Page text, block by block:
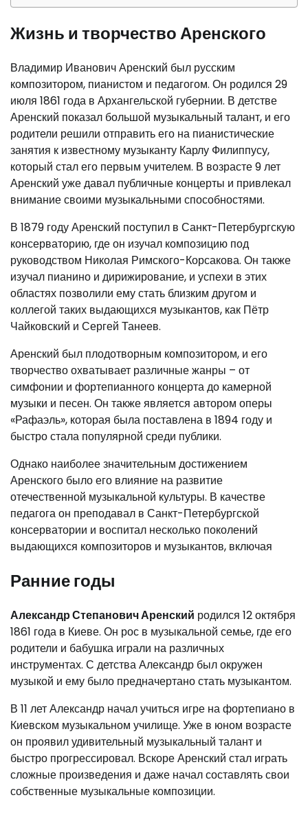
Жизнь и творчество Аренского
Владимир Иванович Аренский был русским
композитором, пианистом и педагогом. Он родился 29
июля 1861 года в Архангельской губернии. В детстве
Аренский показал большой музыкальный талант, и его
родители решили отправить его на пианистические
занятия к известному музыканту Карлу Филиппусу,
который стал его первым учителем. В возрасте 9 лет
Аренский уже давал публичные концерты и привлекал
внимание своими музыкальными способностями.
В 1879 году Аренский поступил в Санкт-Петербургскую
консерваторию, где он изучал композицию под
руководством Николая Римского-Корсакова. Он также
изучал пианино и дирижирование, и успехи в этих
областях позволили ему стать близким другом и
коллегой таких выдающихся музыкантов, как Пётр
Чайковский и Сергей Танеев.
Аренский был плодотворным композитором, и его
творчество охватывает различные жанры – от
симфонии и фортепианного концерта до камерной
музыки и песен. Он также является автором оперы
«Рафаэль», которая была поставлена в 1894 году и
быстро стала популярной среди публики.
Однако наиболее значительным достижением
Аренского было его влияние на развитие
отечественной музыкальной культуры. В качестве
педагога он преподавал в Санкт-Петербургской
консерватории и воспитал несколько поколений
выдающихся композиторов и музыкантов, включая
Ранние годы
Александр Степанович Аренский родился 12 октября
1861 года в Киеве. Он рос в музыкальной семье, где его
родители и бабушка играли на различных
инструментах. С детства Александр был окружен
музыкой и ему было предначертано стать музыкантом.
В 11 лет Александр начал учиться игре на фортепиано в
Киевском музыкальном училище. Уже в юном возрасте
он проявил удивительный музыкальный талант и
быстро прогрессировал. Вскоре Аренский стал играть
сложные произведения и даже начал составлять свои
собственные музыкальные композиции.